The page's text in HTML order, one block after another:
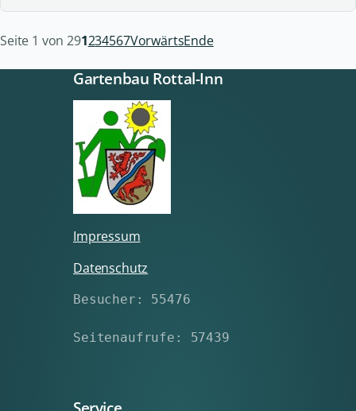
Seite 1 von 291234567VorwärtsEnde
Gartenbau Rottal-Inn
Impressum
Datenschutz
Besucher: 55476
Seitenaufrufe: 57439